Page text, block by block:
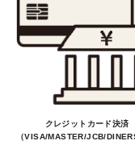
クレジットカード決済
（VISA/MASTER/JCB/